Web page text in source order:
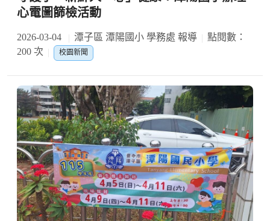
心電圖篩檢活動
2026-03-04 潭子區 潭陽國小 學務處 報導
點閱數：
200 次
校園新聞